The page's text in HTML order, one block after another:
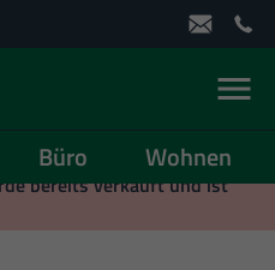
Büro Wohnen
bereits verkauft und ist